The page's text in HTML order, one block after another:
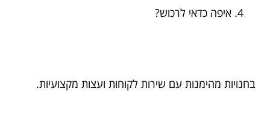
איפה כדאי לרכוש?
בחנויות מהימנות עם שירות לקוחות ועצות מקצועיות.